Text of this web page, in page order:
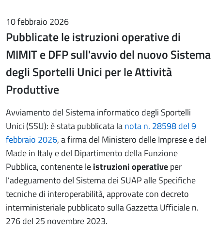
10 febbraio 2026
Pubblicate le istruzioni operative di
MIMIT e DFP sull'avvio del nuovo Sistema
degli Sportelli Unici per le Attività
Produttive
Avviamento del Sistema informatico degli Sportelli
Unici (SSU): è stata pubblicata lanota n. 28598 del 9
febbraio 2026, a firma del Ministero delle Imprese e del
Made in Italy e del Dipartimento della Funzione
Pubblica, contenente leistruzioni operativeper
l’adeguamento del Sistema dei SUAP alle Specifiche
tecniche di interoperabilità, approvate con decreto
interministeriale pubblicato sulla Gazzetta Ufficiale n.
276 del 25 novembre 2023.